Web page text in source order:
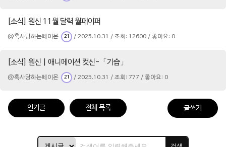
[소식] 원신 11월 달력 월페이퍼
@혹사당하는페이몬 21 / 2025.10.31 / 조회: 12600 / 좋아요: 0
[소식] 원신 | 애니메이션 컷신-「기습」
@혹사당하는페이몬 21 / 2025.10.31 / 조회: 777 / 좋아요: 0
인기글 전체 목록 글쓰기